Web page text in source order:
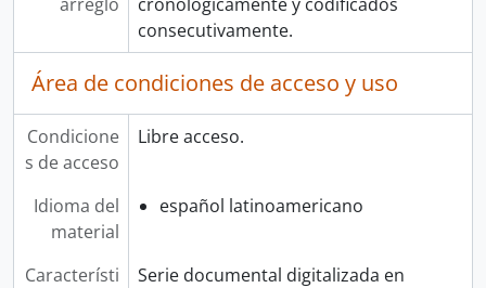
consecutivamente.
Área de condiciones de acceso y uso
Condicione
s de acceso
Libre acceso.
Idioma del
material
español latinoamericano
Característi
Serie documental digitalizada en